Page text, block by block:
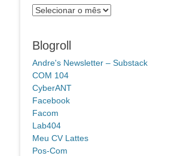
Arquivos
Blogroll
Andre's Newsletter – Substack
COM 104
CyberANT
Facebook
Facom
Lab404
Meu CV Lattes
Pos-Com